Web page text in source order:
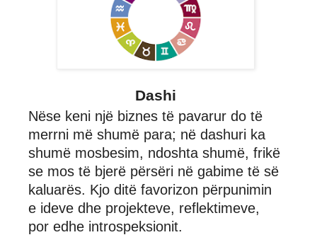
Dashi
Nëse keni një biznes të pavarur do të
merrni më shumë para; në dashuri ka
shumë mosbesim, ndoshta shumë, frikë
se mos të bjerë përsëri në gabime të së
kaluarës. Kjo ditë favorizon përpunimin
e ideve dhe projekteve, reflektimeve,
por edhe introspeksionit.